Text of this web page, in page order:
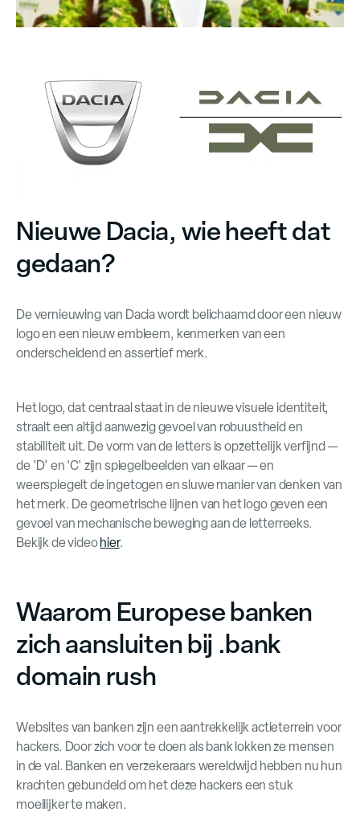
Nieuwe Dacia, wie heeft dat
gedaan?
De vernieuwing van Dacia wordt belichaamd door een nieuw
logo en een nieuw embleem, kenmerken van een
onderscheidend en assertief merk.
Het logo, dat centraal staat in de nieuwe visuele identiteit,
straalt een altijd aanwezig gevoel van robuustheid en
stabiliteit uit. De vorm van de letters is opzettelijk verfijnd —
de 'D' en 'C' zijn spiegelbeelden van elkaar — en
weerspiegelt de ingetogen en sluwe manier van denken van
het merk. De geometrische lijnen van het logo geven een
gevoel van mechanische beweging aan de letterreeks.
Bekijk de videohier.
Waarom Europese banken
zich aansluiten bij .bank
domain rush
Websites van banken zijn een aantrekkelijk actieterrein voor
hackers. Door zich voor te doen als bank lokken ze mensen
in de val. Banken en verzekeraars wereldwijd hebben nu hun
krachten gebundeld om het deze hackers een stuk
moeilijker te maken.